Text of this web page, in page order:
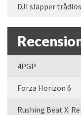
DJI släpper
4PGP
Forza Horizon 6
Rushing Beat X: